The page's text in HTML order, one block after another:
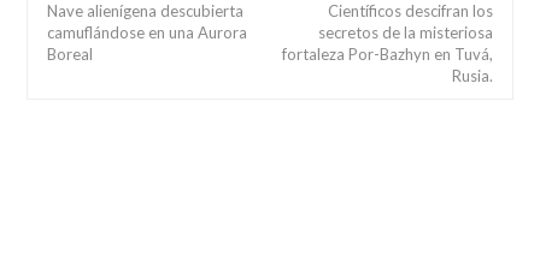
Nave alienígena descubierta
camuflándose en una Aurora
Boreal
Científicos descifran los
secretos de la misteriosa
fortaleza Por-Bazhyn en Tuvá,
Rusia.